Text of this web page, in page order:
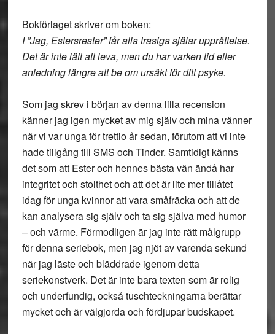
Bokförlaget skriver om boken:
I ”Jag, Estersrester” får alla trasiga själar upprättelse.
Det är inte lätt att leva, men du har varken tid eller
anledning längre att be om ursäkt för ditt psyke.
Som jag skrev i början av denna lilla recension
känner jag igen mycket av mig själv och mina vänner
när vi var unga för trettio år sedan, förutom att vi inte
hade tillgång till SMS och Tinder. Samtidigt känns
det som att Ester och hennes bästa vän ändå har
integritet och stolthet och att det är lite mer tillåtet
idag för unga kvinnor att vara småfräcka och att de
kan analysera sig själv och ta sig själva med humor
– och värme. Förmodligen är jag inte rätt målgrupp
för denna seriebok, men jag njöt av varenda sekund
när jag läste och bläddrade igenom detta
seriekonstverk. Det är inte bara texten som är rolig
och underfundig, också tuschteckningarna berättar
mycket och är välgjorda och fördjupar budskapet.